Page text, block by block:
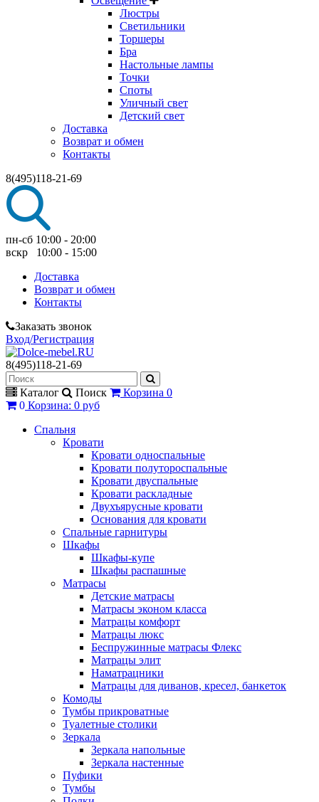
Люстры
Светильники
Торшеры
Бра
Настольные лампы
Точки
Споты
Уличный свет
Детский свет
Доставка
Возврат и обмен
Контакты
8(495)118-21-69
пн-сб 10:00 - 20:00
вскр 10:00 - 15:00
Доставка
Возврат и обмен
Контакты
Заказать звонок
Вход/Регистрация
8(495)118-21-69
Каталог Поиск Корзина 0
0 Корзина: 0 руб
Спальня
Кровати
Кровати односпальные
Кровати полутороспальные
Кровати двуспальные
Кровати раскладные
Двухъярусные кровати
Основания для кровати
Спальные гарнитуры
Шкафы
Шкафы-купе
Шкафы распашные
Матрасы
Детские матрасы
Матрасы эконом класса
Матрацы комфорт
Матрацы люкс
Беспружинные матрасы Флекс
Матрацы элит
Наматрацники
Матрацы для диванов, кресел, банкеток
Комоды
Тумбы прикроватные
Туалетные столики
Зеркала
Зеркала напольные
Зеркала настенные
Пуфики
Тумбы